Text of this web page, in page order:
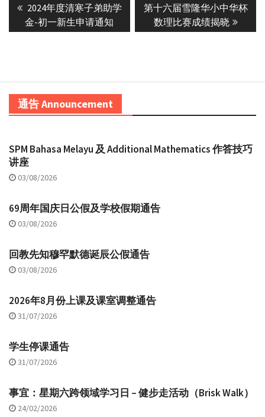
navigation
Previous
post:
2024年度清寒子弟助学
金-初一新生申请通知
Next
post:
第十六届雪隆华小中华杯
数理比赛成绩揭晓
通告 Announcement
SPM Bahasa Melayu 及 Additional Mathematics 作答技巧
讲座
03/08/2026
69周年国庆日公假及学校假期通告
03/08/2026
回教先知穆罕默德诞辰公假通告
03/08/2026
2026年8月份上课及课室调整通告
31/07/2026
学生停课通告
31/07/2026
事宜：星期六跨领域学习日 – 健步走活动（Brisk Walk）
24/02/2026